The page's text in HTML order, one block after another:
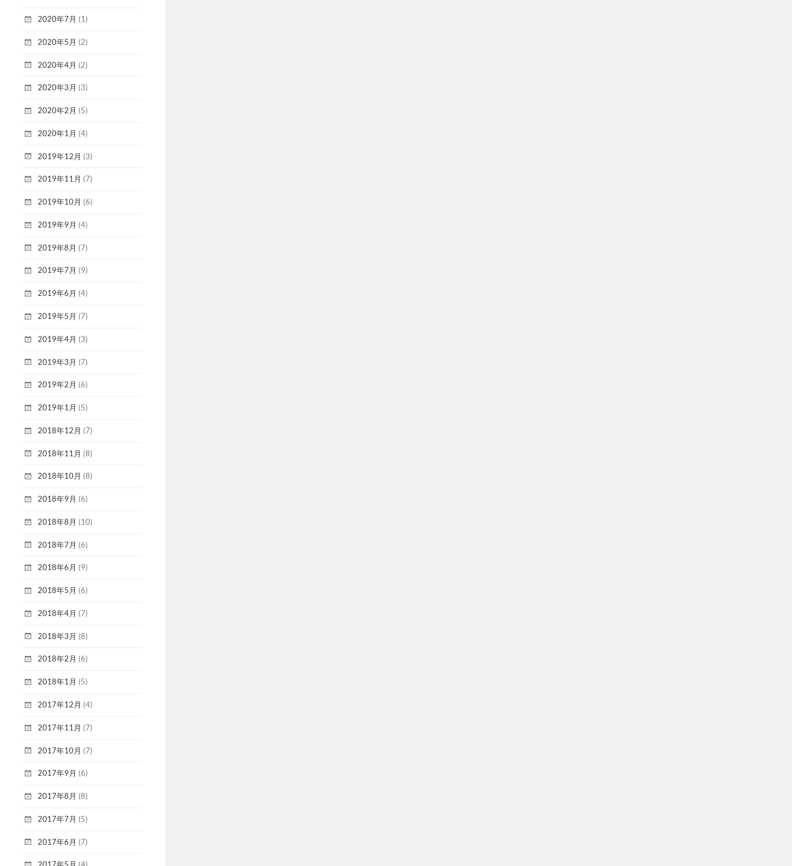
2020年7月 (1)
2020年5月 (2)
2020年4月 (2)
2020年3月 (3)
2020年2月 (5)
2020年1月 (4)
2019年12月 (3)
2019年11月 (7)
2019年10月 (6)
2019年9月 (4)
2019年8月 (7)
2019年7月 (9)
2019年6月 (4)
2019年5月 (7)
2019年4月 (3)
2019年3月 (7)
2019年2月 (6)
2019年1月 (5)
2018年12月 (7)
2018年11月 (8)
2018年10月 (8)
2018年9月 (6)
2018年8月 (10)
2018年7月 (6)
2018年6月 (9)
2018年5月 (6)
2018年4月 (7)
2018年3月 (8)
2018年2月 (6)
2018年1月 (5)
2017年12月 (4)
2017年11月 (7)
2017年10月 (7)
2017年9月 (6)
2017年8月 (8)
2017年7月 (5)
2017年6月 (7)